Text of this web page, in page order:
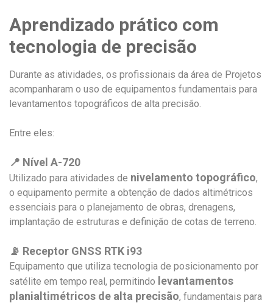
Aprendizado prático com
tecnologia de precisão
Durante as atividades, os profissionais da área de Projetos
acompanharam o uso de equipamentos fundamentais para
levantamentos topográficos de alta precisão.
Entre eles:
📍 Nível A-720
Utilizado para atividades de nivelamento topográfico,
o equipamento permite a obtenção de dados altimétricos
essenciais para o planejamento de obras, drenagens,
implantação de estruturas e definição de cotas de terreno.
📡 Receptor GNSS RTK i93
Equipamento que utiliza tecnologia de posicionamento por
satélite em tempo real, permitindo levantamentos
planialtimétricos de alta precisão, fundamentais para